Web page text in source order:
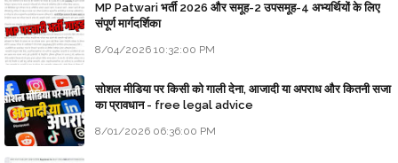
MP Patwari भर्ती 2026 और समूह-2 उपसमूह-4 अभ्यर्थियों के लिए
संपूर्ण मार्गदर्शिका
8/04/2026 10:32:00 PM
सोशल मीडिया पर किसी को गाली देना, आजादी या अपराध और कितनी सजा
का प्रावधान - free legal advice
8/01/2026 06:36:00 PM